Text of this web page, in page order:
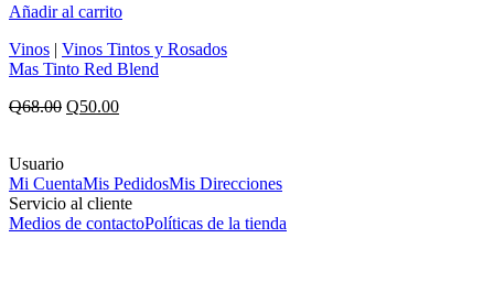
Añadir al carrito
Vinos | Vinos Tintos y Rosados
Mas Tinto Red Blend
Q68.00 Original
Q50.00Current
Usuario
Mi CuentaMis PedidosMis Direcciones
Servicio al cliente
Medios de contactoPolíticas de la tienda